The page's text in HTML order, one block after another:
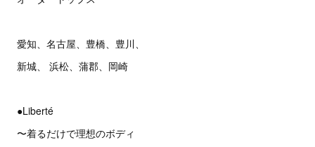
愛知、名古屋、豊橋、豊川、
新城、 浜松、蒲郡、岡崎
●Liberté
〜着るだけで理想のボディ